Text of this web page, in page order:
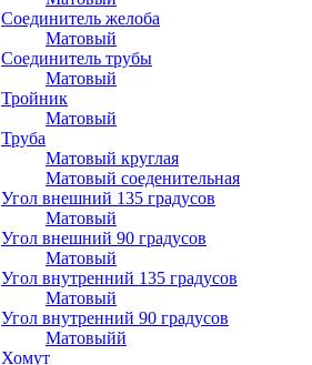
Соединитель желоба
Матовый
Соединитель трубы
Матовый
Тройник
Матовый
Труба
Матовый круглая
Матовый соеденительная
Угол внешний 135 градусов
Матовый
Угол внешний 90 градусов
Матовый
Угол внутренний 135 градусов
Матовый
Угол внутренний 90 градусов
Матовыйй
Хомут